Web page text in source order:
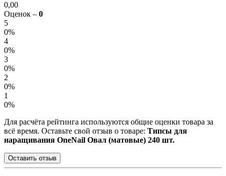
0,00
Оценок – 0
5
0%
4
0%
3
0%
2
0%
1
0%
Для расчёта рейтинга используются общие оценки товара за
всё время. Оставьте свой отзыв о товаре: Типсы для
наращивания OneNail Овал (матовые) 240 шт.
Оставить отзыв